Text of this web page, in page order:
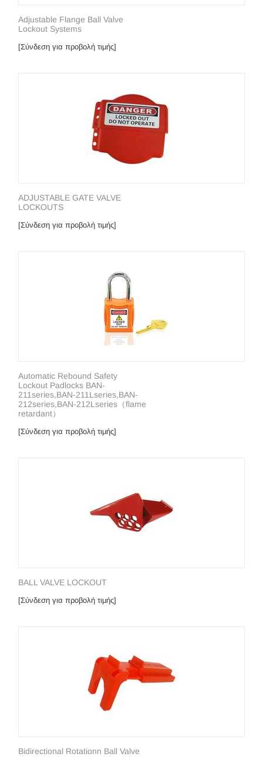
Adjustable Flange Ball Valve
Lockout Systems
[Σύνδεση για προβολή τιμής]
ADJUSTABLE GATE VALVE
LOCKOUTS
[Σύνδεση για προβολή τιμής]
Automatic Rebound Safety
Lockout Padlocks BAN-
211series,BAN-211Lseries,BAN-
212series,BAN-212Lseries（flame
retardant）
[Σύνδεση για προβολή τιμής]
BALL VALVE LOCKOUT
[Σύνδεση για προβολή τιμής]
Bidirectional Rotationn Ball Valve